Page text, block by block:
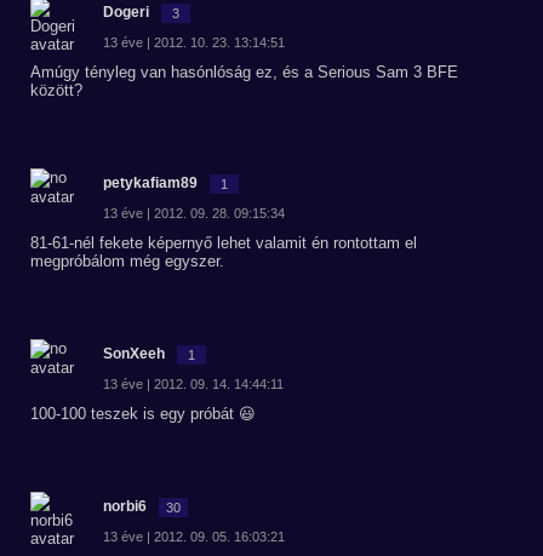
Dogeri 3
13 éve | 2012. 10. 23. 13:14:51
Amúgy tényleg van hasónlóság ez, és a Serious Sam 3 BFE
között?
petykafiam89 1
13 éve | 2012. 09. 28. 09:15:34
81-61-nél fekete képernyő lehet valamit én rontottam el
megpróbálom még egyszer.
SonXeeh 1
13 éve | 2012. 09. 14. 14:44:11
100-100 teszek is egy próbát 😃
norbi6 30
13 éve | 2012. 09. 05. 16:03:21